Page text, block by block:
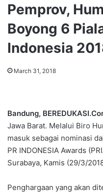
Pemprov,
Boyong 6
Indonesia
March 31, 2018
Bandung,
Jawa Barat. Melalui Biro
masuk sebagai nominasi
PR INDONESIA Awards
Surabaya, Kamis (29/3/
Penghargaan yang akan